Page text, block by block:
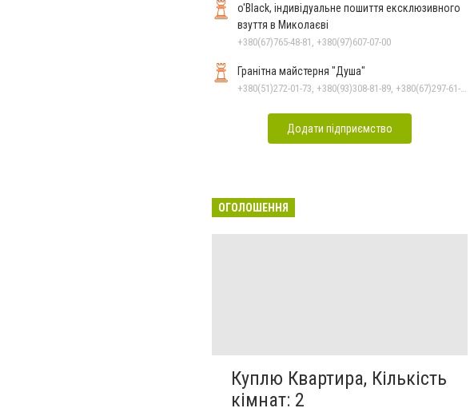
o'Black, індивідуальне пошиття ексклюзивного
взуття в Миколаєві
+380(67)765-48-81, +380(97)607-07-00
Гранітна майстерня "Душа"
Додати підприємство
ОГОЛОШЕННЯ
Куплю Квартира, Кількість
кімнат: 2